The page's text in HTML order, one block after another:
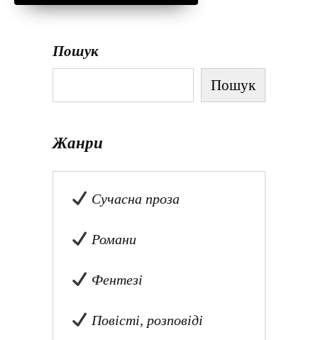
Пошук
Пошук
Жанри
Сучасна проза
Романи
Фентезі
Повісті, розповіді